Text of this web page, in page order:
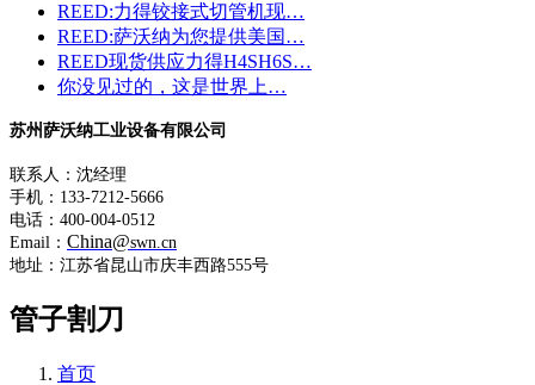
REED:力得铰接式切管机现…
REED:萨沃纳为您提供美国…
REED现货供应力得H4SH6S…
你没见过的，这是世界上…
苏州萨沃纳工业设备有限公司
联系人：沈经理
手机：133-7212-5666
电话：400-004-0512
Email： China@swn.cn
地址：江苏省昆山市庆丰西路555号
管子割刀
首页